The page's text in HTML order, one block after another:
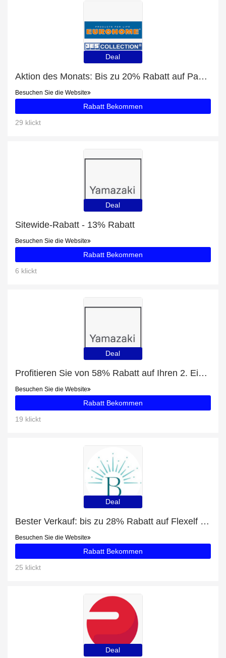
Deal
Aktion des Monats: Bis zu 20% Rabatt auf Passiermaschine 39 cm EUROHOME®
Besuchen Sie die Website
Rabatt Bekommen
29 klickt
Deal
Sitewide-Rabatt - 13% Rabatt
Besuchen Sie die Website
Rabatt Bekommen
6 klickt
Deal
Profitieren Sie von 58% Rabatt auf Ihren 2. Einkauf
Besuchen Sie die Website
Rabatt Bekommen
19 klickt
Deal
Bester Verkauf: bis zu 28% Rabatt auf Flexelf Knie
Besuchen Sie die Website
Rabatt Bekommen
25 klickt
Deal